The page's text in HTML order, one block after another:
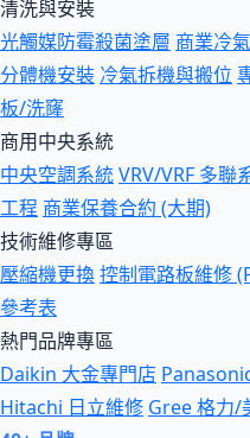
清洗與安裝
光觸媒防霉殺菌塗層 商業冷
分體機安裝 冷氣拆機與搬位
板/洗窿
商用中央系統
中央空調系統VRV/VRF 多聯
工程 商業保養合約 (大期)
技術維修專區
壓縮機更換控制電路板維修
參考表
熱門品牌專區
Daikin 大金專門店
Hitachi 日立維修 Gree 格力/